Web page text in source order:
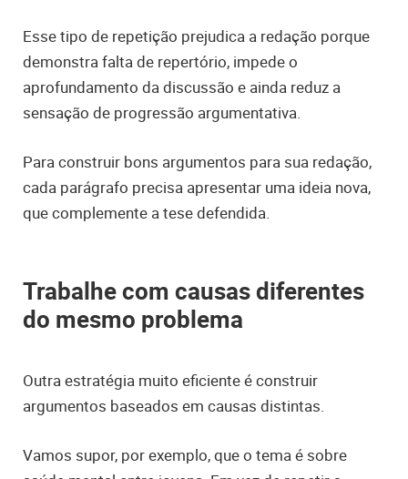
Esse tipo de repetição prejudica a redação porque
demonstra falta de repertório, impede o
aprofundamento da discussão e ainda reduz a
sensação de progressão argumentativa.
Para construir bons argumentos para sua redação,
cada parágrafo precisa apresentar uma ideia nova,
que complemente a tese defendida.
Trabalhe com causas diferentes
do mesmo problema
Outra estratégia muito eficiente é construir
argumentos baseados em causas distintas.
Vamos supor, por exemplo, que o tema é sobre